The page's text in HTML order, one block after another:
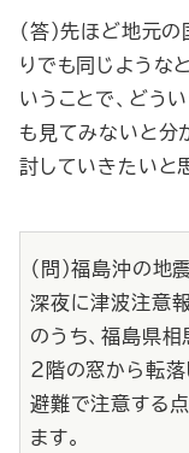
（答）先ほど地元
りでも同じような
いうことで、どう
も見てみないと分
討していきたいと
（問）福島沖の
深夜に津波注意
のうち、福島県
２階の窓から転
避難で注意する
ます。